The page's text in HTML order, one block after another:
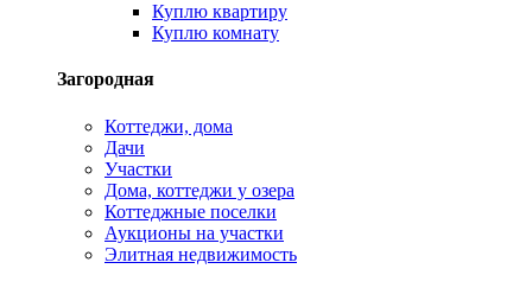
Куплю квартиру
Куплю комнату
Загородная
Коттеджи, дома
Дачи
Участки
Дома, коттеджи у озера
Коттеджные поселки
Аукционы на участки
Элитная недвижимость